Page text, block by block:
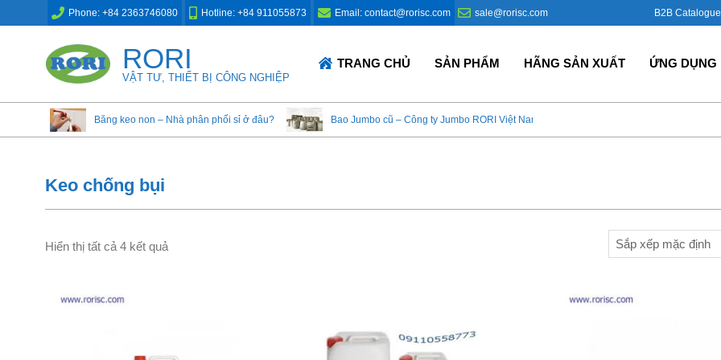
to
Phone: +84 2363746080 Hotline: +84 911055873 Email: contact@rorisc.com sale@rorisc.com B2B Catalogue
RORI
VẬT TƯ, THIẾT BỊ CÔNG NGHIỆP
Primary
TRANG CHỦ SẢN PHẨM HÃNG SẢN XUẤT ỨNG DỤNG
Băng keo non – Nhà phân phối sỉ ở đâu? Bao Jumbo cũ – Công ty Jumbo RORI Việt Nam? Bao Jumbo giá rẻ – Giải
Keo chống bụi
Hiển thị tất cả 4 kết quả